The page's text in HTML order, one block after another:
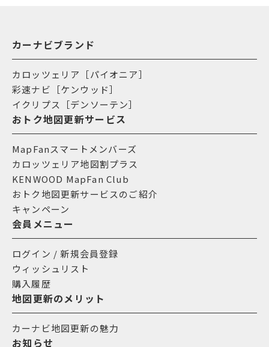
カーナビブランド
カロッツェリア［パイオニア］
彩速ナビ［ケンウッド］
イクリプス［デンソーテン］
おトク地図更新サービス
MapFanスマートメンバーズ
カロッツェリア地図割プラス
KENWOOD MapFan Club
おトク地図更新サービスのご紹介
キャンペーン
会員メニュー
ログイン / 新規会員登録
ウィッシュリスト
購入履歴
地図更新のメリット
カーナビ地図更新の魅力
お知らせ